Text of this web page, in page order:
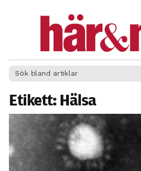
Etikett:Hälsa